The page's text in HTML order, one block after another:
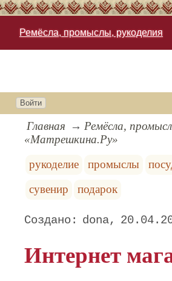
Ремёсла, промыслы, рукоделия
Войти
Главная Ремёсла,
«Матрешкина.Ру»
рукоделие
промыслы
сувенир
подарок
dona
Интернет